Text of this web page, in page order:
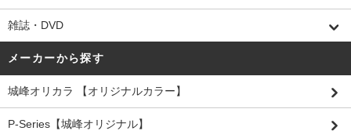
雑誌・DVD
メーカーから探す
城峰オリカラ 【オリジナルカラー】
P-Series【城峰オリジナル】